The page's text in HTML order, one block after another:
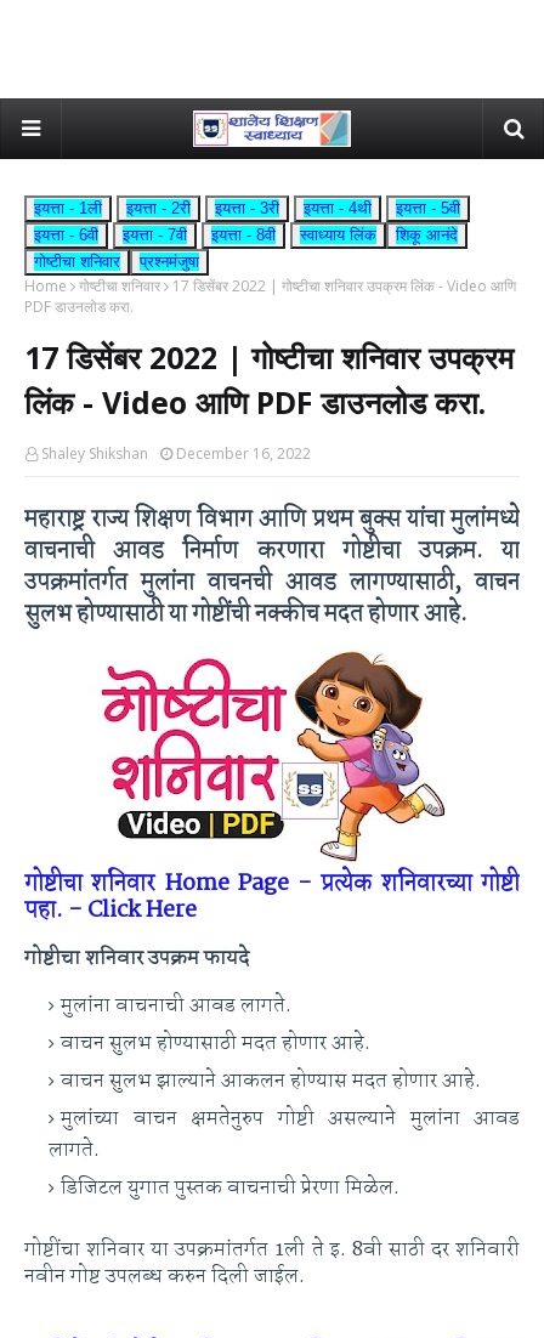
इयत्ता - 1ली इयत्ता - 2री इयत्ता - 3री इयत्ता - 4थी
इयत्ता - 5वी
इयत्ता - 6वी
इयत्ता - 7वी इयत्ता - 8वी स्वाध्याय लिंक
शिकू आनंदे
गोष्टीचा शनिवार
प्रश्नमंजुषा
Home गोष्टीचा शनिवार
17 डिसेंबर 2022 | गोष्टीचा शनिवार उपक्रम लिंक - Video आणि
PDF डाउनलोड करा.
17 डिसेंबर 2022 | गोष्टीचा शनिवार उपक्रम
लिंक - Video आणि PDF डाउनलोड करा.
Shaley Shikshan December 16, 2022
महाराष्ट्र राज्य शिक्षण विभाग आणि प्रथम बुक्स यांचा मुलांमध्ये
वाचनाची आवड निर्माण करणारा गोष्टीचा उपक्रम. या
उपक्रमांतर्गत मुलांना वाचनची आवड लागण्यासाठी, वाचन
सुलभ होण्यासाठी या गोष्टींची नक्कीच मदत होणार आहे.
गोष्टीचा शनिवार Home Page - प्रत्येक शनिवारच्या गोष्टी
पहा. - Click Here
गोष्टीचा शनिवार उपक्रम फायदे
मुलांना वाचनाची आवड लागते.
वाचन सुलभ होण्यासाठी मदत होणार आहे.
वाचन सुलभ झाल्याने आकलन होण्यास मदत होणार आहे.
मुलांच्या वाचन क्षमतेनुरुप गोष्टी असल्याने मुलांना आवड
लागते.
डिजिटल युगात पुस्तक वाचनाची प्रेरणा मिळेल.
गोष्टींचा शनिवार या उपक्रमांतर्गत 1ली ते इ. 8वी साठी दर शनिवारी
नवीन गोष्ट उपलब्ध करुन दिली जाईल.